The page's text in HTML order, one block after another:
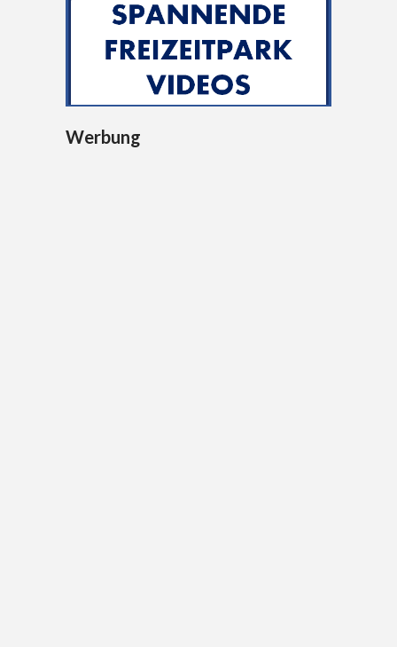
Werbung